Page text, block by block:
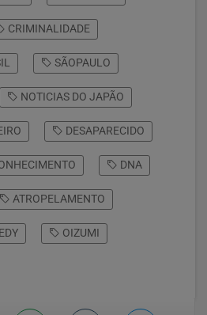
CRIMINALIDADE
SÃOPAULO
NOTICIAS DO JAPÃO
DESAPARECIDO
DNA
ATROPELAMENTO
OIZUMI